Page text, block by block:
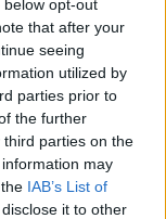
opt-out
that after your
seeing
utilized by
parties prior to
the further
parties on the
may
IAB’s List of
it to other
TV della